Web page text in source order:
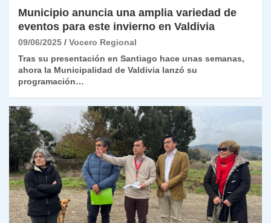
Municipio anuncia una amplia variedad de
eventos para este invierno en Valdivia
09/06/2025
Vocero Regional
Tras su presentación en Santiago hace unas semanas,
ahora la Municipalidad de Valdivia lanzó su
programación…